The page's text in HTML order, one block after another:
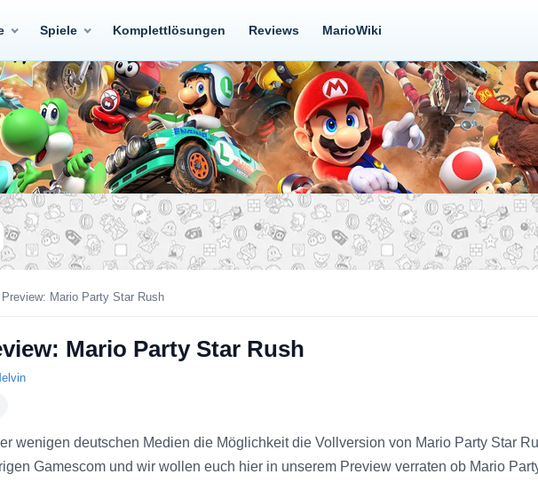
Spiele Komplettlösungen Reviews MarioWiki
Mario Party Star Rush
Mario Party Star Rush
wenigen deutschen Medien die Möglichkeit die Vollversion von Mario Party Star
Gamescom und wir wollen euch hier in unserem Preview verraten ob Mario